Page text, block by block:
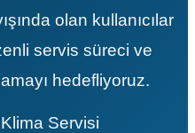
olan kullanıcılar
servis süreci ve
hedefliyoruz.
Servisi